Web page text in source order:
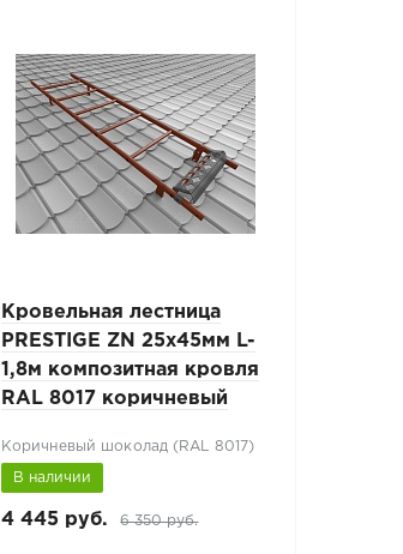
Кровельная лестница
PRESTIGE ZN 25х45мм L-
1,8м композитная кровля
RAL 8017 коричневый
Коричневый шоколад (RAL 8017)
В наличии
4 445 руб. 6 350 руб.